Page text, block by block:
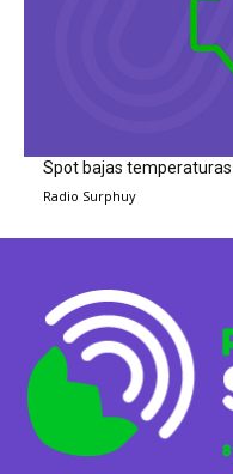
Spot bajas temperaturas
Radio Surphuy